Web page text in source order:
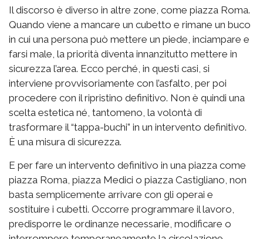
Il discorso è diverso in altre zone, come piazza Roma.
Quando viene a mancare un cubetto e rimane un buco
in cui una persona può mettere un piede, inciampare e
farsi male, la priorità diventa innanzitutto mettere in
sicurezza l’area. Ecco perché, in questi casi, si
interviene provvisoriamente con l’asfalto, per poi
procedere con il ripristino definitivo. Non è quindi una
scelta estetica né, tantomeno, la volontà di
trasformare il “tappa-buchi” in un intervento definitivo.
È una misura di sicurezza.
E per fare un intervento definitivo in una piazza come
piazza Roma, piazza Medici o piazza Castigliano, non
basta semplicemente arrivare con gli operai e
sostituire i cubetti. Occorre programmare il lavoro,
predisporre le ordinanze necessarie, modificare o